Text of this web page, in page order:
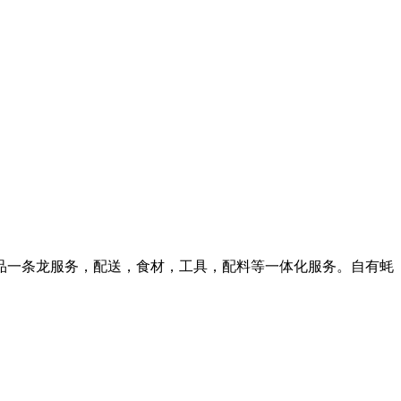
条龙服务，配送，食材，工具，配料等一体化服务。自有蚝